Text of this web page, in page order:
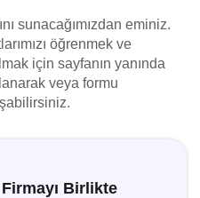
sunacağımızdan eminiz.
öğrenmek ve
için sayfanın yanında
veya formu
Firmayı Birlikte